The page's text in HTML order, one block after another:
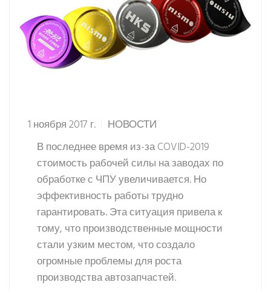
1 ноября 2017 г.
НОВОСТИ
В последнее время из-за COVID-2019
стоимость рабочей силы на заводах по
обработке с ЧПУ увеличивается. Но
эффективность работы трудно
гарантировать. Эта ситуация привела к
тому, что производственные мощности
стали узким местом, что создало
огромные проблемы для роста
производства автозапчастей.